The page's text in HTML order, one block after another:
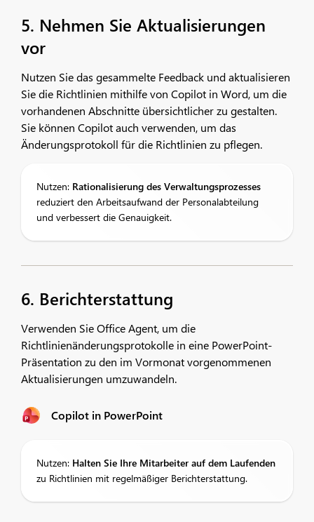
5. Nehmen Sie Aktualisierungen
vor
Nutzen Sie das gesammelte Feedback und aktualisieren
Sie die Richtlinien mithilfe von Copilot in Word, um die
vorhandenen Abschnitte übersichtlicher zu gestalten.
Sie können Copilot auch verwenden, um das
Änderungsprotokoll für die Richtlinien zu pflegen.
Nutzen: Rationalisierung des Verwaltungsprozesses
reduziert den Arbeitsaufwand der Personalabteilung
und verbessert die Genauigkeit.
6. Berichterstattung
Verwenden Sie Office Agent, um die
Richtlinienänderungsprotokolle in eine PowerPoint-
Präsentation zu den im Vormonat vorgenommenen
Aktualisierungen umzuwandeln.
Copilot in PowerPoint
Nutzen: Halten Sie Ihre Mitarbeiter auf dem Laufenden
zu Richtlinien mit regelmäßiger Berichterstattung.